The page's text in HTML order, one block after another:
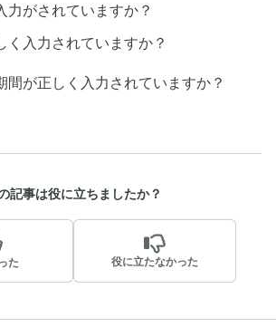
力がされていますか？
く入力されていますか？
間が正しく入力されていますか？
記事は役に立ちましたか？
た 役に立たなかった